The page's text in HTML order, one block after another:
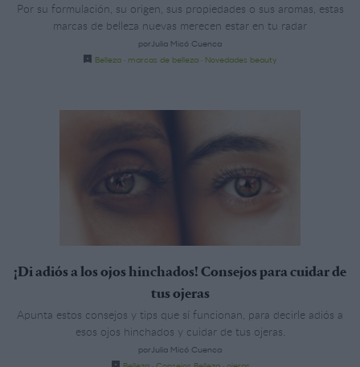
Por su formulación, su origen, sus propiedades o sus aromas, estas
marcas de belleza nuevas merecen estar en tu radar
porJulia Micó Cuenca
Belleza
marcas de belleza Novedades beauty
¡Di adiós a los ojos hinchados! Consejos para cuidar de
tus ojeras
Apunta estos consejos y tips que sí funcionan, para decirle adiós a
esos ojos hinchados y cuidar de tus ojeras.
porJulia Micó Cuenca